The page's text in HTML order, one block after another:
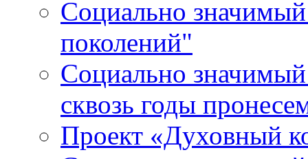
Социально значимый
поколений"
Социально
сквозь годы
Проект «Духовный